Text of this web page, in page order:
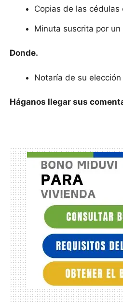
Copias de las cédulas
Minuta suscrita por
Donde.
Notaría de su elección
Háganos llegar sus